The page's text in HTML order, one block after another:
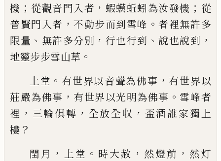
機 ； 從觀音門入者 ， 蝦蟆蚯蚓為汝發機 ； 從
普賢門入者 ，不動步而到雪峰 。者裡無許多
限量 、 無許多分別 ， 行也行到 、說也說到 ，
地靈步步雪山草 。
上堂 。 有世界以音聲為佛事 ， 有世界以
莊嚴為佛事 ， 有世界以光明為佛事 。 雪峰者
裡 ， 三輪俱轉 ， 全放全収 ， 盃酒誰家獨上
樓 ？
閏月 ， 上堂 。 時大赦 ， 然燈前 ， 然灯